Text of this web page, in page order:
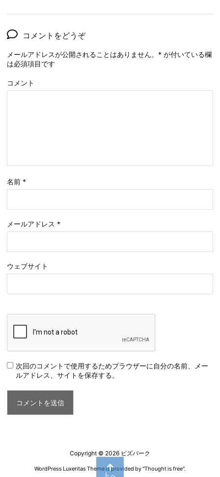
コメントをどうぞ
メールアドレスが公開されることはありません。 * が付いている欄
は必須項目です
コメント
名前 *
メールアドレス *
ウェブサイト
次回のコメントで使用するためブラウザーに自分の名前、メー
ルアドレス、サイトを保存する。
Copyright © 2026 ビズパーク
WordPress Luxeritas Theme is provided by "Thought is free".